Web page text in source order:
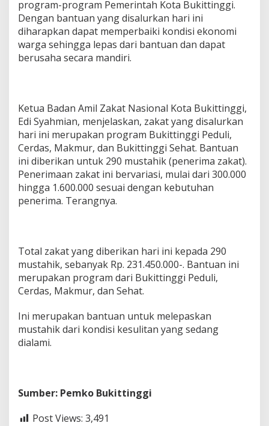
program-program Pemerintah Kota Bukittinggi.
Dengan bantuan yang disalurkan hari ini
diharapkan dapat memperbaiki kondisi ekonomi
warga sehingga lepas dari bantuan dan dapat
berusaha secara mandiri.
Ketua Badan Amil Zakat Nasional Kota Bukittinggi,
Edi Syahmian, menjelaskan, zakat yang disalurkan
hari ini merupakan program Bukittinggi Peduli,
Cerdas, Makmur, dan Bukittinggi Sehat. Bantuan
ini diberikan untuk 290 mustahik (penerima zakat).
Penerimaan zakat ini bervariasi, mulai dari 300.000
hingga 1.600.000 sesuai dengan kebutuhan
penerima. Terangnya.
Total zakat yang diberikan hari ini kepada 290
mustahik, sebanyak Rp. 231.450.000-. Bantuan ini
merupakan program dari Bukittinggi Peduli,
Cerdas, Makmur, dan Sehat.
Ini merupakan bantuan untuk melepaskan
mustahik dari kondisi kesulitan yang sedang
dialami.
Sumber: Pemko Bukittinggi
Post Views: 3,491